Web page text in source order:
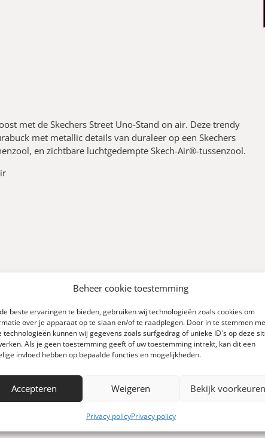
Beheer cookie toestemming
beste ervaringen te bieden, gebruiken wij technologieën zoals cookies om
over je apparaat op te slaan en/of te raadplegen. Door in te stemmen
technologieën kunnen wij gegevens zoals surfgedrag of unieke ID's op deze
Als je geen toestemming geeft of uw toestemming intrekt, kan dit een
invloed hebben op bepaalde functies en mogelijkheden.
Accepteren Weigeren Bekijk voorkeuren
Privacy policyPrivacy policy
met de Skechers Street Uno-Stand on air. Deze trendy
met metallic details van duraleer op een Skechers
en zichtbare luchtgedempte Skech-Air®-tussenzool.
reviews) Schrijf een review